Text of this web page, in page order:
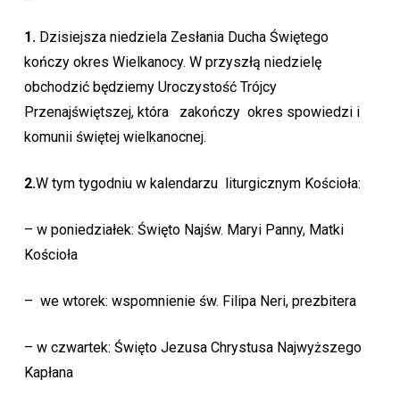
1. Dzisiejsza niedziela Zesłania Ducha Świętego
kończy okres Wielkanocy. W przyszłą niedzielę
obchodzić będziemy Uroczystość Trójcy
Przenajświętszej, która zakończy okres spowiedzi i
komunii świętej wielkanocnej.
2.W tym tygodniu w kalendarzu liturgicznym Kościoła:
– w poniedziałek: Święto Najśw. Maryi Panny, Matki
Kościoła
– we wtorek: wspomnienie św. Filipa Neri, prezbitera
– w czwartek: Święto Jezusa Chrystusa Najwyższego
Kapłana